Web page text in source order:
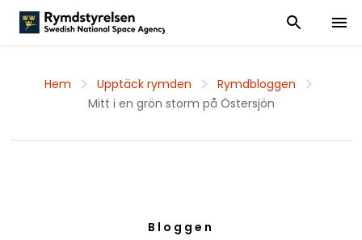
Visa och dölj
Visa
Hem Upptäck rymden
Rymdbloggen
Mitt i en grön storm på Östersjön
Bloggen